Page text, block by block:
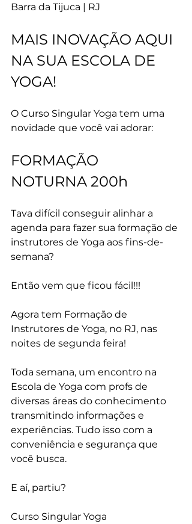
Barra da Tijuca | RJ
MAIS INOVAÇÃO AQUI
NA SUA ESCOLA DE
YOGA!
O Curso Singular Yoga tem uma
novidade que você vai adorar:
FORMAÇÃO
NOTURNA 200h
Tava difícil conseguir alinhar a
agenda para fazer sua formação de
instrutores de Yoga aos fins-de-
semana?
Então vem que ficou fácil!!!
Agora tem Formação de
Instrutores de Yoga, no RJ, nas
noites de segunda feira!
Toda semana, um encontro na
Escola de Yoga com profs de
diversas áreas do conhecimento
transmitindo informações e
experiências. Tudo isso com a
conveniência e segurança que
você busca.
E aí, partiu?
Curso Singular Yoga